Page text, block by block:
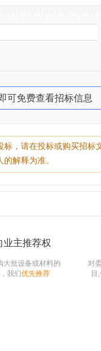
可免费查看招标信息
标，请在投标或购买招
解释为准。
业主推荐权
大批设备或材料的
我们优先推荐
对
目